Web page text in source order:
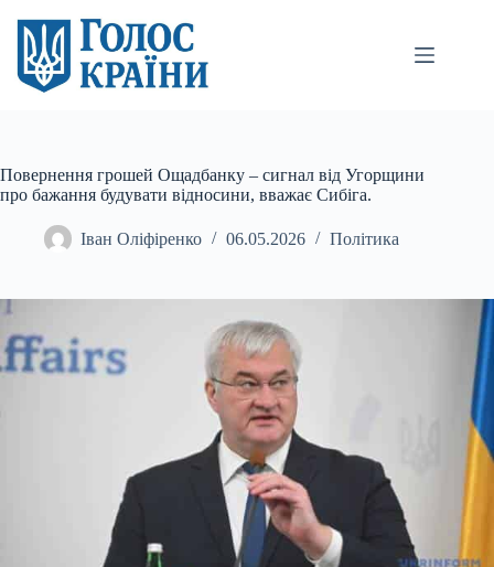
вмісту
Повернення грошей Ощадбанку – сигнал від Угорщини
про бажання будувати відносини, вважає Сибіга.
Іван Оліфіренко 06.05.2026 Політика